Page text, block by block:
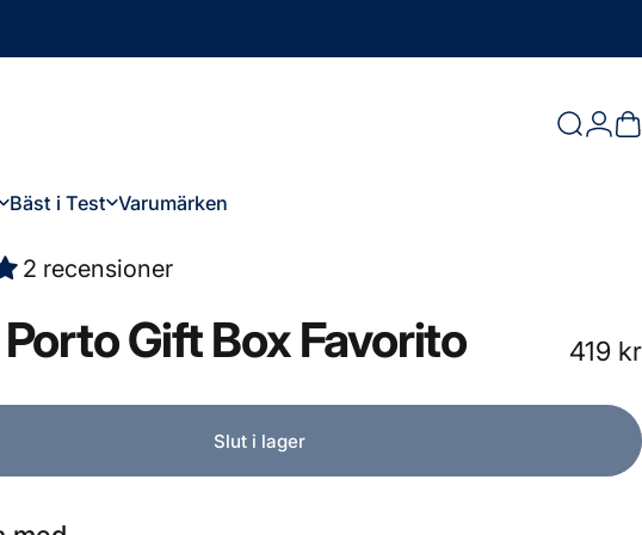
Sök
Bäst i Test Varumärken
2 recensioner
PortoGiftBox Favorito 419 kr
Slut i lager